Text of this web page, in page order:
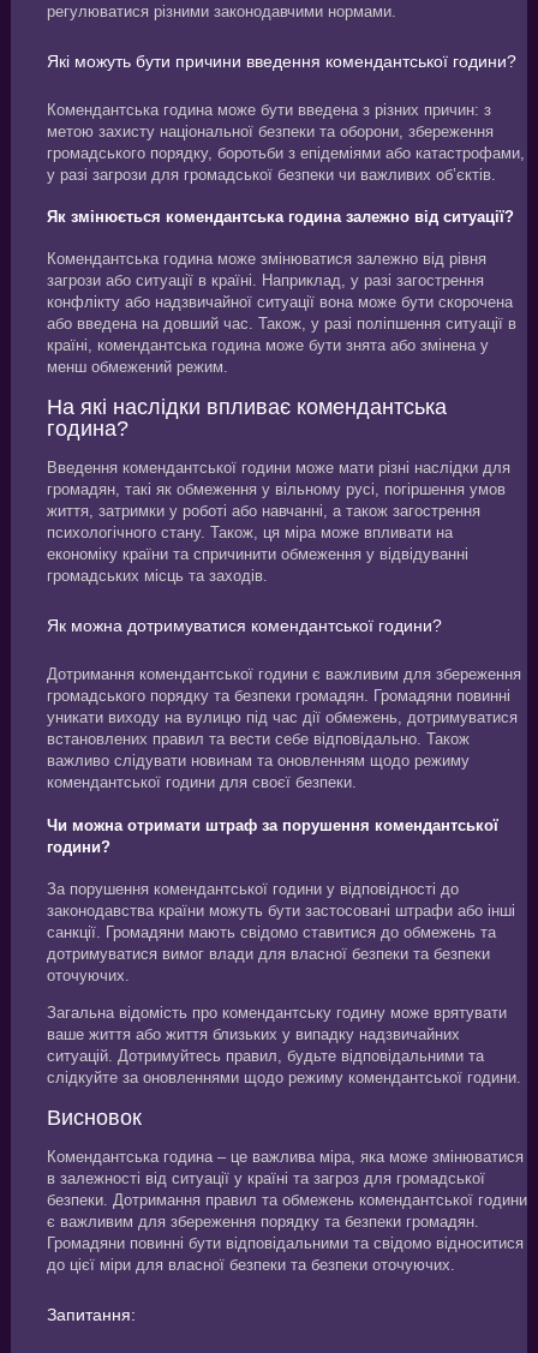
регулюватися різними законодавчими нормами.
Які можуть бути причини введення комендантської години?
Комендантська година може бути введена з різних причин: з
метою захисту національної безпеки та оборони, збереження
громадського порядку, боротьби з епідеміями або катастрофами,
у разі загрози для громадської безпеки чи важливих об’єктів.
Як змінюється комендантська година залежно від ситуації?
Комендантська година може змінюватися залежно від рівня
загрози або ситуації в країні. Наприклад, у разі загострення
конфлікту або надзвичайної ситуації вона може бути скорочена
або введена на довший час. Також, у разі поліпшення ситуації в
країні, комендантська година може бути знята або змінена у
менш обмежений режим.
На які наслідки впливає комендантська
година?
Введення комендантської години може мати різні наслідки для
громадян, такі як обмеження у вільному русі, погіршення умов
життя, затримки у роботі або навчанні, а також загострення
психологічного стану. Також, ця міра може впливати на
економіку країни та спричинити обмеження у відвідуванні
громадських місць та заходів.
Як можна дотримуватися комендантської години?
Дотримання комендантської години є важливим для збереження
громадського порядку та безпеки громадян. Громадяни повинні
уникати виходу на вулицю під час дії обмежень, дотримуватися
встановлених правил та вести себе відповідально. Також
важливо слідувати новинам та оновленням щодо режиму
комендантської години для своєї безпеки.
Чи можна отримати штраф за порушення комендантської
години?
За порушення комендантської години у відповідності до
законодавства країни можуть бути застосовані штрафи або інші
санкції. Громадяни мають свідомо ставитися до обмежень та
дотримуватися вимог влади для власної безпеки та безпеки
оточуючих.
Загальна відомість про комендантську годину може врятувати
ваше життя або життя близьких у випадку надзвичайних
ситуацій. Дотримуйтесь правил, будьте відповідальними та
слідкуйте за оновленнями щодо режиму комендантської години.
Висновок
Комендантська година – це важлива міра, яка може змінюватися
в залежності від ситуації у країні та загроз для громадської
безпеки. Дотримання правил та обмежень комендантської години
є важливим для збереження порядку та безпеки громадян.
Громадяни повинні бути відповідальними та свідомо відноситися
до цієї міри для власної безпеки та безпеки оточуючих.
Запитання: